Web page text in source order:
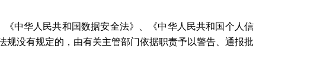
中华人民共和国数据安全法》、《中华人民共和国个人信
没有规定的，由有关主管部门依据职责予以警告、通报批